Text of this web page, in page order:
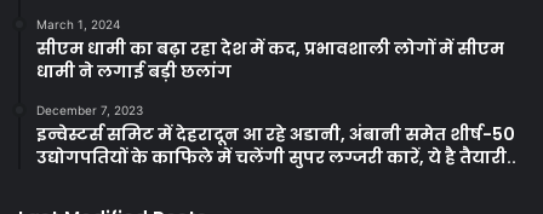
March 1, 2024
सीएम धामी का बढ़ा रहा देश में कद, प्रभावशाली लोगों में सीएम
धामी ने लगाई बड़ी छलांग
December 7, 2023
इन्वेस्टर्स समिट में देहरादून आ रहे अडानी, अंबानी समेत शीर्ष-50
उद्योगपतियों के काफिले में चलेंगी सुपर लग्जरी कारें, ये है तैयारी..